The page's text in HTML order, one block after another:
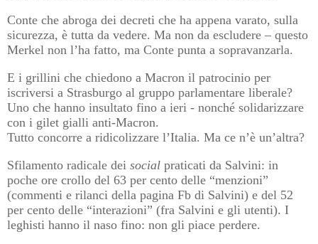
Conte che abroga dei decreti che ha appena varato, sulla
sicurezza, è tutta da vedere. Ma non da escludere – questo
Merkel non l’ha fatto, ma Conte punta a sopravanzarla.
E i grillini che chiedono a Macron il patrocinio per
iscriversi a Strasburgo al gruppo parlamentare liberale?
Uno che hanno insultato fino a ieri - nonché solidarizzare
con i gilet gialli anti-Macron.
Tutto concorre a ridicolizzare l’Italia. Ma ce n’è un’altra?
Sfilamento radicale dei social praticati da Salvini: in
poche ore crollo del 63 per cento delle “menzioni”
(commenti e rilanci della pagina Fb di Salvini) e del 52
per cento delle “interazioni” (fra Salvini e gli utenti). I
leghisti hanno il naso fino: non gli piace perdere.